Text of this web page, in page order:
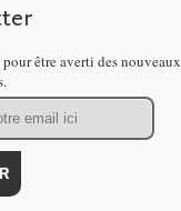
être averti des nouveaux